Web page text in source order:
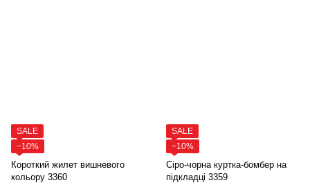
SALE
−10%
Короткий жилет вишневого
кольору 3360
SALE
−10%
Сіро-чорна куртка-бомбер на
підкладці 3359